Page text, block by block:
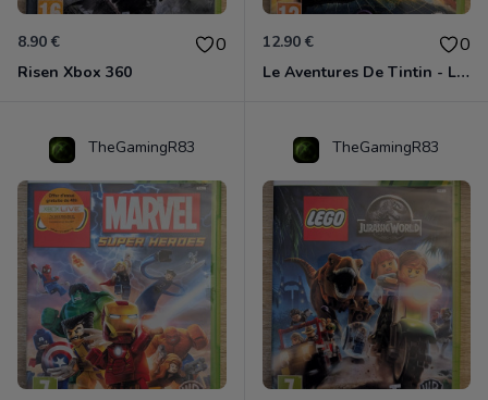
8.90 € 0
Risen Xbox 360
12.90 € 0
Le Aventures De Tintin - Le Secret De La Licorne Xbox 360
TheGamingR83 TheGamingR83